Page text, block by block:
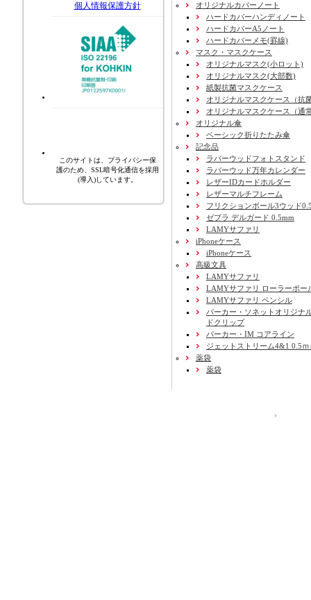
個人情報保護方針
このサイトは、プライバシー保
護のため、SSL暗号化通信を採用
(導入)しています。
オリジナルカバーノート
ハードカバーハンディノート
ハードカバーA5ノート
ハードカバーメモ(罫線)
マスク・マスクケース
オリジナルマスク(小ロット)
オリジナルマスク(大部数)
紙製抗菌マスクケース
オリジナルマスクケース（抗
オリジナルマスクケース（通
オリジナル傘
ベーシック折りたたみ傘
記念品
ラバーウッドフォトスタンド
ラバーウッド万年カレンダー
レザーIDカードホルダー
レザーマルチフレーム
フリクションボール3ウッド
ゼブラ デルガード 0.5mm
LAMYサファリ
iPhoneケース
iPhoneケース
高級文具
LAMYサファリ
LAMYサファリ ローラーボー
LAMYサファリ ペンシル
パーカー・ソネットオリジナ
ドクリップ
パーカー・IM コアライン
ジェットストリーム4&1 0.5ｍ
薬袋
薬袋